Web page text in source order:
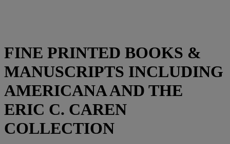
FINE PRINTED BOOKS &
MANUSCRIPTS INCLUDING
AMERICANA AND THE
ERIC C. CAREN
COLLECTION